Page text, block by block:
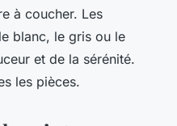
à coucher. Les
blanc, le gris ou le
et de la sérénité.
les pièces.